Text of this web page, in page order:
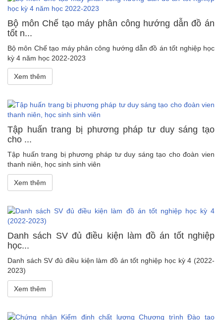
Bộ môn Chế tạo máy phân công hướng dẫn đồ án
tốt n...
Bộ môn Chế tạo máy phân công hướng dẫn đồ án tốt nghiệp học
kỳ 4 năm học 2022-2023
Xem thêm
Tập huấn trang bị phương pháp tư duy sáng tạo
cho ...
Tập huấn trang bị phương pháp tư duy sáng tạo cho đoàn vien
thanh niên, học sinh sinh viên
Xem thêm
Danh sách SV đủ điều kiện làm đồ án tốt nghiệp
học...
Danh sách SV đủ điều kiện làm đồ án tốt nghiệp học kỳ 4 (2022-
2023)
Xem thêm